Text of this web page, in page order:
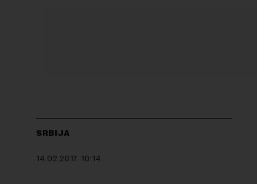
SRBIJA
14.02.2017. 10:14